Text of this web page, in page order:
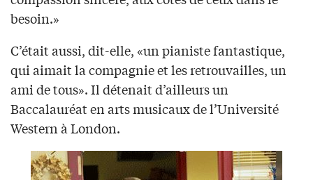
besoin.»
C’était aussi, dit-elle, «un pianiste fantastique,
qui aimait la compagnie et les retrouvailles, un
ami de tous». Il détenait d’ailleurs un
Baccalauréat en arts musicaux de l’Université
Western à London.